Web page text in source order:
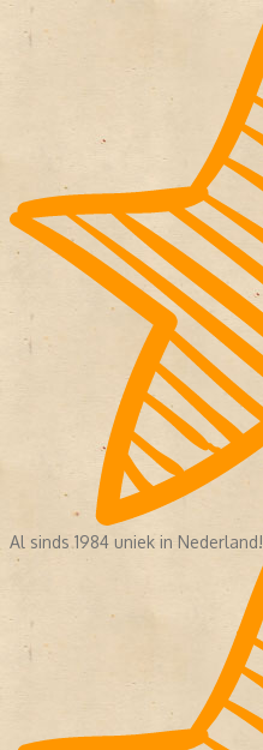
Al sinds 1984 uniek in Nederland!